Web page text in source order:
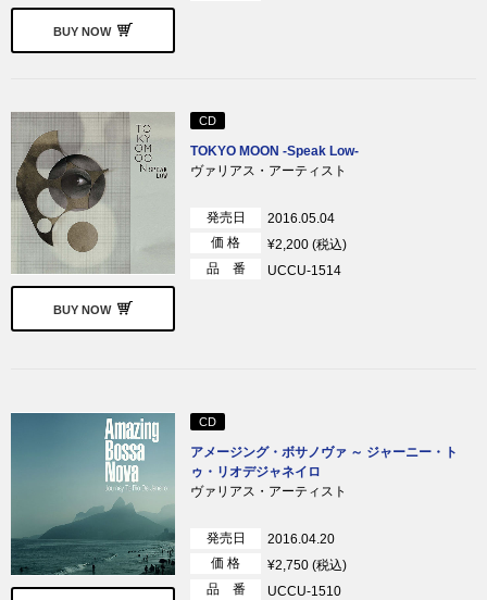
BUY NOW
BUY NOW
CD
TOKYO MOON -Speak Low-
ヴァリアス・アーティスト
発売日
2016.05.04
価 格
¥2,200 (税込)
品 番
UCCU-1514
CD
アメージング・ボサノヴァ ～ ジャーニー・ト
ゥ・リオデジャネイロ
ヴァリアス・アーティスト
発売日
2016.04.20
価 格
¥2,750 (税込)
品 番
UCCU-1510